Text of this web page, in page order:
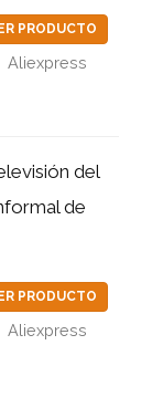
PRODUCTO
Aliexpress
del
de
PRODUCTO
Aliexpress